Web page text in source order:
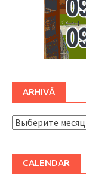
ARHIVĂ
ARHIVĂ
CALENDAR